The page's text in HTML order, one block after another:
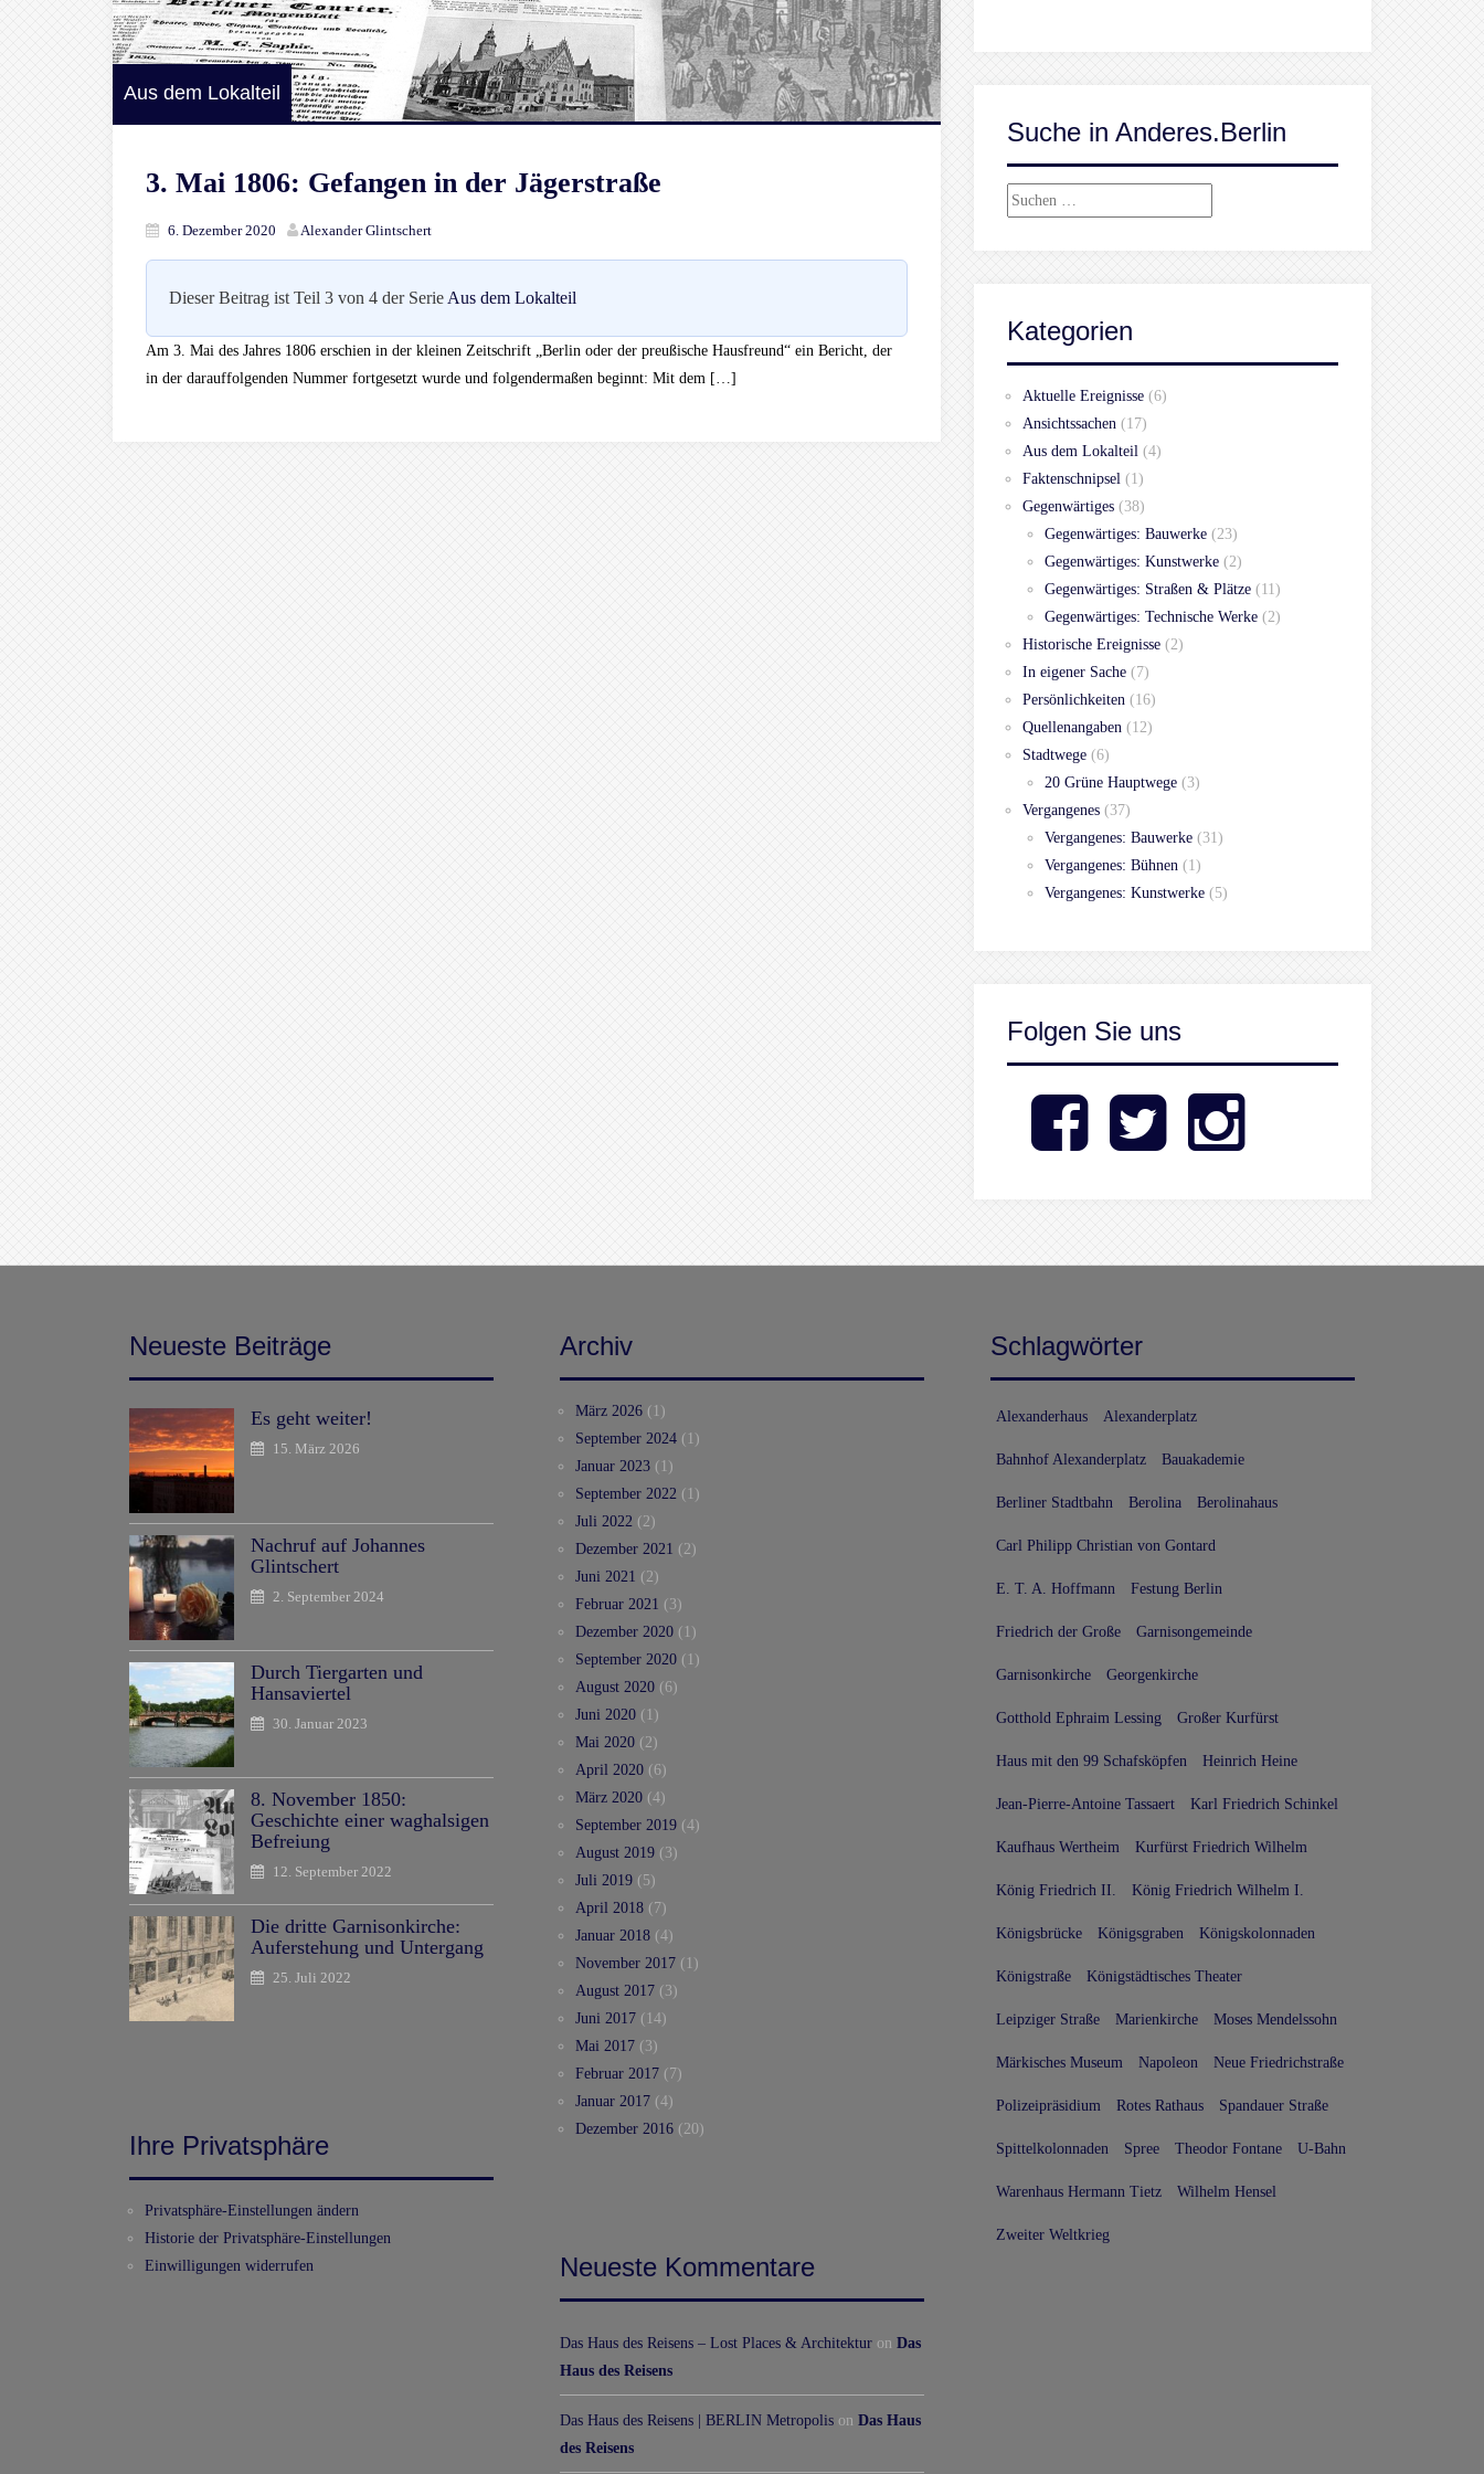
Aus dem Lokalteil
3. Mai 1806: Gefangen in der Jägerstraße
6. Dezember 2020 Alexander Glintschert
Dieser Beitrag ist Teil 3 von 4 der Serie Aus dem Lokalteil
Am 3. Mai des Jahres 1806 erschien in der kleinen Zeitschrift „Berlin oder der preußische Hausfreund“ ein Bericht, der
in der darauffolgenden Nummer fortgesetzt wurde und folgendermaßen beginnt: Mit dem […]
Suche in Anderes.Berlin
Suchen
Kategorien
Aktuelle Ereignisse (6)
Ansichtssachen (17)
Aus dem Lokalteil (4)
Faktenschnipsel (1)
Gegenwärtiges (38)
Gegenwärtiges: Bauwerke (23)
Gegenwärtiges: Kunstwerke (2)
Gegenwärtiges: Straßen & Plätze (11)
Gegenwärtiges: Technische Werke (2)
Historische Ereignisse (2)
In eigener Sache (7)
Persönlichkeiten (16)
Quellenangaben (12)
Stadtwege (6)
20 Grüne Hauptwege (3)
Vergangenes (37)
Vergangenes: Bauwerke (31)
Vergangenes: Bühnen (1)
Vergangenes: Kunstwerke (5)
Folgen Sie uns
Facebook Twitter Instagram
Neueste Beiträge
Es geht weiter!
15. März 2026
Nachruf auf Johannes
Glintschert
2. September 2024
Durch Tiergarten und
Hansaviertel
30. Januar 2023
8. November 1850:
Geschichte einer waghalsigen
Befreiung
12. September 2022
Die dritte Garnisonkirche:
Auferstehung und Untergang
25. Juli 2022
Ihre Privatsphäre
Privatsphäre-Einstellungen ändern
Historie der Privatsphäre-Einstellungen
Einwilligungen widerrufen
Archiv
März 2026 (1)
September 2024 (1)
Januar 2023 (1)
September 2022 (1)
Juli 2022 (2)
Dezember 2021 (2)
Juni 2021 (2)
Februar 2021 (3)
Dezember 2020 (1)
September 2020 (1)
August 2020 (6)
Juni 2020 (1)
Mai 2020 (2)
April 2020 (6)
März 2020 (4)
September 2019 (4)
August 2019 (3)
Juli 2019 (5)
April 2018 (7)
Januar 2018 (4)
November 2017 (1)
August 2017 (3)
Juni 2017 (14)
Mai 2017 (3)
Februar 2017 (7)
Januar 2017 (4)
Dezember 2016 (20)
Neueste Kommentare
Das Haus des Reisens – Lost Places & Architektur on Das
Haus des Reisens
Das Haus des Reisens | BERLIN Metropolis on Das Haus
des Reisens
Schlagwörter
Alexanderhaus Alexanderplatz
Bahnhof Alexanderplatz Bauakademie
Berliner Stadtbahn Berolina Berolinahaus
Carl Philipp Christian von Gontard
E. T. A. Hoffmann Festung Berlin
Friedrich der Große Garnisongemeinde
Garnisonkirche Georgenkirche
Gotthold Ephraim Lessing Großer Kurfürst
Haus mit den 99 Schafsköpfen Heinrich Heine
Jean-Pierre-Antoine Tassaert Karl Friedrich Schinkel
Kaufhaus Wertheim Kurfürst Friedrich Wilhelm
König Friedrich II. König Friedrich Wilhelm I.
Königsbrücke Königsgraben Königskolonnaden
Königstraße Königstädtisches Theater
Leipziger Straße Marienkirche Moses Mendelssohn
Märkisches Museum Napoleon Neue Friedrichstraße
Polizeipräsidium Rotes Rathaus Spandauer Straße
Spittelkolonnaden Spree Theodor Fontane U-Bahn
Warenhaus Hermann Tietz Wilhelm Hensel
Zweiter Weltkrieg